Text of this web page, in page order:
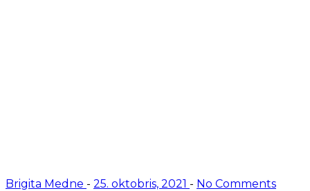
Brigita Medne - 25. oktobris, 2021 - No Comments